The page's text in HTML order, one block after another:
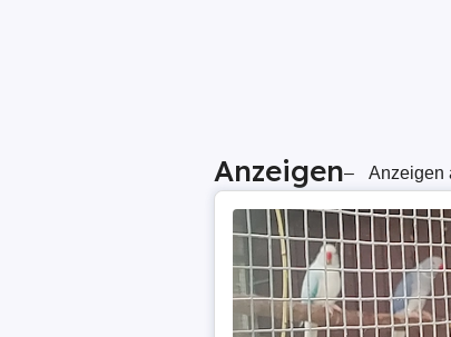
Anzeigen– Anzeigen